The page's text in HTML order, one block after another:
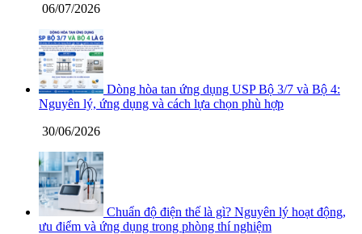
06/07/2026
Dòng hòa tan ứng dụng USP Bộ 3/7 và Bộ 4:
Nguyên lý, ứng dụng và cách lựa chọn phù hợp
30/06/2026
Chuẩn độ điện thế là gì? Nguyên lý hoạt động,
ưu điểm và ứng dụng trong phòng thí nghiệm